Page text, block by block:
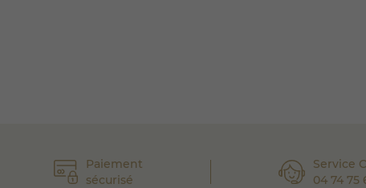
Paiement
sécurisé
Service
04 74 75